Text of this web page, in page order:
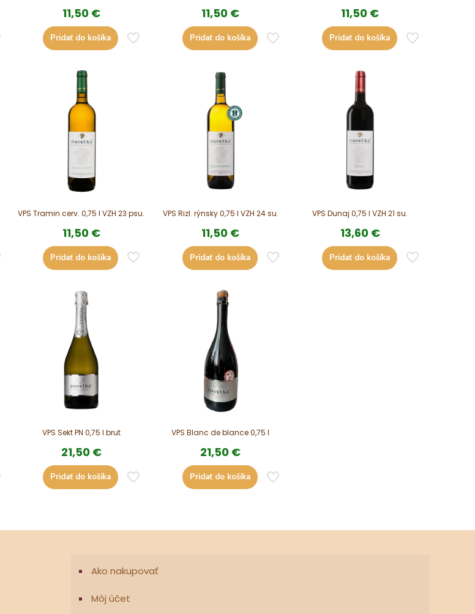
11,50 €
Pridať do košíka
11,50 €
Pridať do košíka
11,50 €
Pridať do košíka
VPS Tramin cerv. 0,75 l VZH 23 psu.
11,50 €
Pridať do košíka
VPS Rizl. rýnsky 0,75 l VZH 24 su.
11,50 €
Pridať do košíka
VPS Dunaj 0,75 l VZH 21 su.
13,60 €
Pridať do košíka
VPS Sekt PN 0,75 l brut
21,50 €
Pridať do košíka
VPS Blanc de blance 0,75 l
21,50 €
Pridať do košíka
Ako nakupovať
Môj účet